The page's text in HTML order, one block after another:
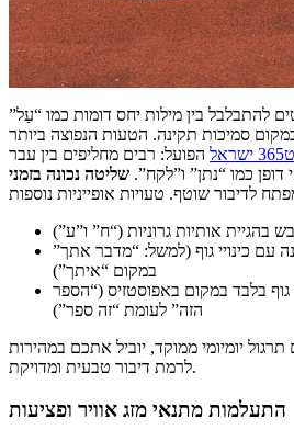
להתבלבל בין מילות יחס דומות כמו “עַל”
סמיכות תקינה. הטעות הנפוצה ביותר
הפועל: רבים מחליפים בין עבר
דופן כמו “נתן” ו”לקח”. שליטה נכונה בזמני
בהגיית אותיות גרוניות (“ח” ו”ע”)
עם כינויי גוף (למשל: “מדבר אתך”
במקום “איתך”)
גוף בלבד במקום באפוסטזיס (“הספר
הזה” לעומת “זה ספר”)
יומיומי ממוקד, יוביל אתכם במהירות
לרמת דיבור טבעית ומדויקת.
התעלמות מתנאי מזג אוויר ופציעות